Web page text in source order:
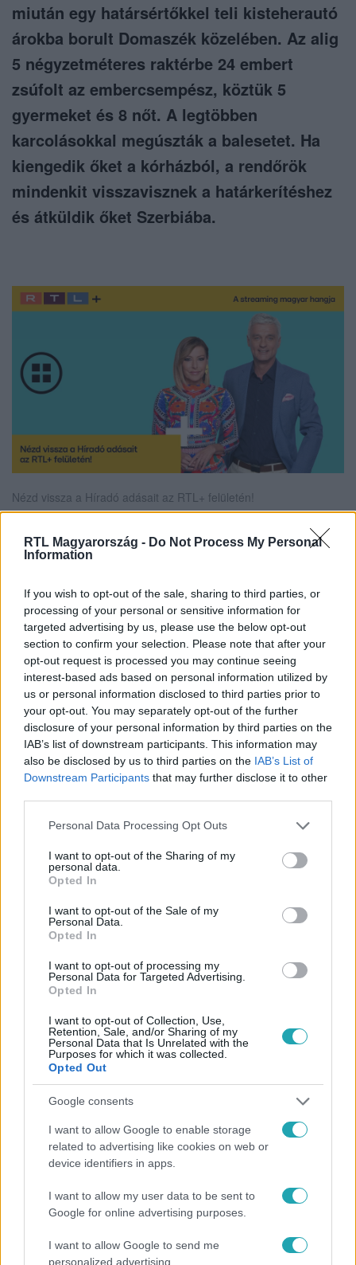
RTL Magyarország - Do Not Process My Personal
Information
If you wish to opt-out of the sale, sharing to third parties, or
processing of your personal or sensitive information for
targeted advertising by us, please use the below opt-out
section to confirm your selection. Please note that after your
opt-out request is processed you may continue seeing
interest-based ads based on personal information utilized by
us or personal information disclosed to third parties prior to
your opt-out. You may separately opt-out of the further
disclosure of your personal information by third parties on the
IAB’s list of downstream participants. This information may
also be disclosed by us to third parties on the IAB’s List of
Downstream Participants that may further disclose it to other
Please note that this website/app uses one or more Google
not limited to your visit or usage behaviour. You may click to
grant or deny consent to Google and its third-party tags to
use your data for below specified purposes in below Google
consent section.
Personal Data Processing Opt Outs
I want to opt-out of the Sharing of my
personal data.
Opted In
I want to opt-out of the Sale of my
Personal Data.
Opted In
I want to opt-out of processing my
Personal Data for Targeted Advertising.
Opted In
I want to opt-out of Collection, Use,
Retention, Sale, and/or Sharing of my
Personal Data that Is Unrelated with the
Purposes for which it was collected.
Opted Out
Google consents
I want to allow Google to enable storage
related to advertising like cookies on web or
device identifiers in apps.
I want to allow my user data to be sent to
Google for online advertising purposes.
I want to allow Google to send me
personalized advertising.
miután egy határsértőkkel teli kisteherautó
árokba borult Domaszék közelében. Az alig
5 négyzetméteres raktérbe 24 embert
zsúfolt az embercsempész, köztük 5
gyermeket és 8 nőt. A legtöbben
karcolásokkal megúszták a balesetet. Ha
kiengedik őket a kórházból, a rendőrök
mindenkit visszavisznek a határkerítéshez
és átküldik őket Szerbiába.
Nézd vissza a Híradó adásait az RTL+ felületén!
Kövess minket, és értesülj a friss hírekről a
Követem
BŰNÜGY EMBERCSEMPÉSZET KISTEHERAUTÓ
Népszerű